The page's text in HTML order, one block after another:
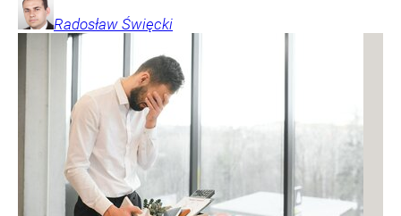
Radosław Święcki